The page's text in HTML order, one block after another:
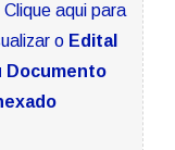
Clique aqui para
o Edital
Documento